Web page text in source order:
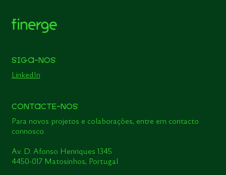
SIGA-NOS
LinkedIn
CONTACTE-NOS
Para novos projetos e colaborações, entre em contacto
connosco.
Av. D. Afonso Henriques 1345
4450-017 Matosinhos, Portugal